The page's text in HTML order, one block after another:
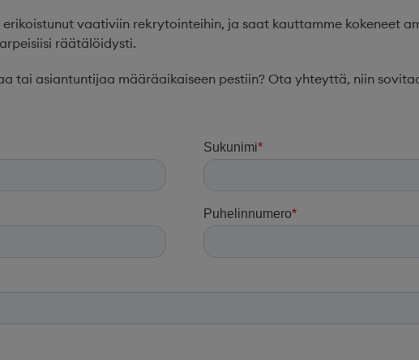
erikoistunut vaativiin rekrytointeihin, ja saat kauttamme kokeneet
räätälöidysti.
tai asiantuntijaa määräaikaiseen pestiin? Ota yhteyttä, niin